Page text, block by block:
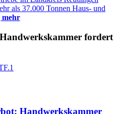
als 37.000 Tonnen Haus- und
mehr
fordert
Handwerkskammer